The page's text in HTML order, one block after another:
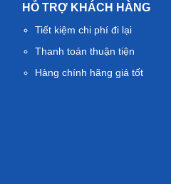
HỖ TRỢ KHÁCH HÀNG
Tiết kiệm chi phí đi lại
Thanh toán thuận tiện
Hàng chính hãng giá tốt